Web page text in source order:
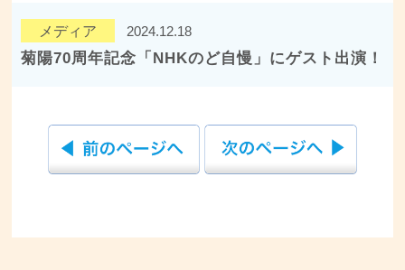
メディア 2024.12.18
菊陽70周年記念「NHKのど自慢」にゲスト出演！